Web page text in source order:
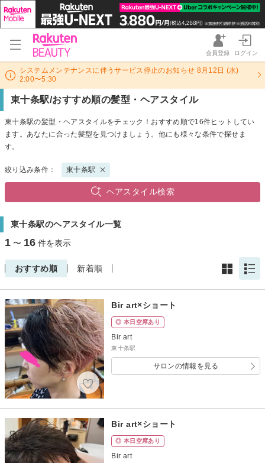
会員登録 ログイン
システムメンテナンスに伴うサービス停止のお知らせ 8月12日 (水)
2:00〜5:30
東十条駅/おすすめ順の髪型・ヘアスタイル
東十条駅の髪型・ヘアスタイルをチェック！おすすめ順で16件ヒットしてい
ます。あなたに合った髪型を見つけましょう。他にも様々な条件で探せま
す。
絞り込み条件： 東十条駅
ヘアスタイル検索
東十条駅のヘアスタイル一覧
1 〜 16 件を表示
おすすめ順 新着順
Bir art×ショート
◎ 本日空席あり
Bir art
東十条駅
サロンの情報を見る
Bir art×ショート
◎ 本日空席あり
Bir art